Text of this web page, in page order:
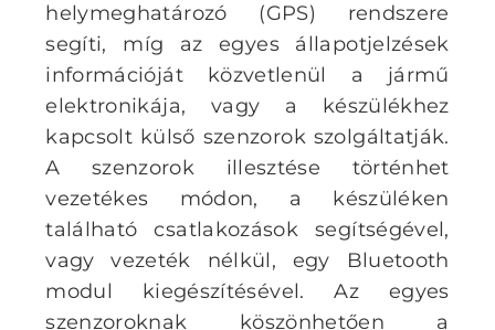
helymeghatározó (GPS) rendszere
segíti, míg az egyes állapotjelzések
információját közvetlenül a jármű
elektronikája, vagy a készülékhez
kapcsolt külső szenzorok szolgáltatják.
A szenzorok illesztése történhet
vezetékes módon, a készüléken
található csatlakozások segítségével,
vagy vezeték nélkül, egy Bluetooth
modul kiegészítésével. Az egyes
szenzoroknak köszönhetően a